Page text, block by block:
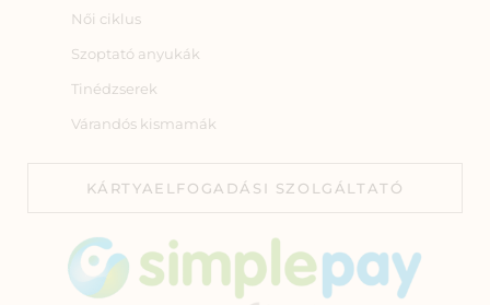
Női ciklus
Szoptató anyukák
Tinédzserek
Várandós kismamák
KÁRTYAELFOGADÁSI SZOLGÁLTATÓ